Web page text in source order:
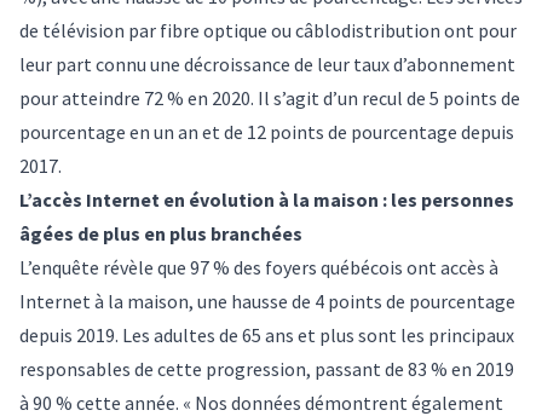
de télévision par fibre optique ou câblodistribution ont pour
leur part connu une décroissance de leur taux d’abonnement
pour atteindre 72 % en 2020. Il s’agit d’un recul de 5 points de
pourcentage en un an et de 12 points de pourcentage depuis
2017.
L’accès Internet en évolution à la maison : les personnes
âgées de plus en plus branchées
L’enquête révèle que 97 % des foyers québécois ont accès à
Internet à la maison, une hausse de 4 points de pourcentage
depuis 2019. Les adultes de 65 ans et plus sont les principaux
responsables de cette progression, passant de 83 % en 2019
à 90 % cette année. « Nos données démontrent également